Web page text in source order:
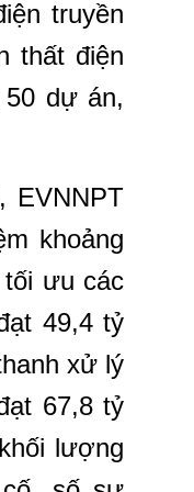
truyền
thất điện
dự án,
EVNNPT
khoảng
ưu các
49,4 tỷ
xử lý
67,8 tỷ
lượng